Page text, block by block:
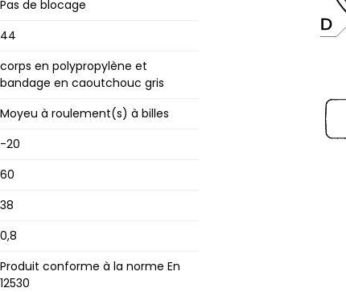
Pas de blocage
44​
corps en polypropylène et
bandage en caoutchouc gris
Moyeu à roulement(s) à billes
-20​
60​
38​
0​,8​
Produit conforme à la norme En
12530